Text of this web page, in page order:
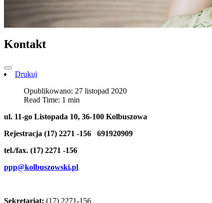
Kontakt
Drukuj
Opublikowano: 27 listopad 2020
Read Time: 1 min
ul. 11-go Listopada 10, 36-100 Kolbuszowa
Rejestracja (17) 2271 -156 691920909
tel./fax. (17) 2271 -156
ppp@kolbuszowski.pl
Sekretariat: (17) 2271-156